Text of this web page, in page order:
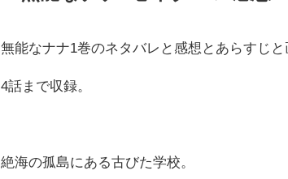
無能なナナ1巻のネタバレと感想とあらすじ
4話まで収録。
絶海の孤島にある古びた学校。